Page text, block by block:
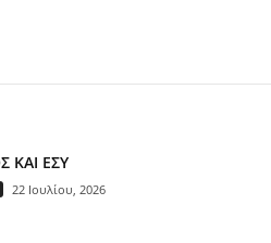
ΚΑΙ ΕΣΥ
22 Ιουλίου, 2026